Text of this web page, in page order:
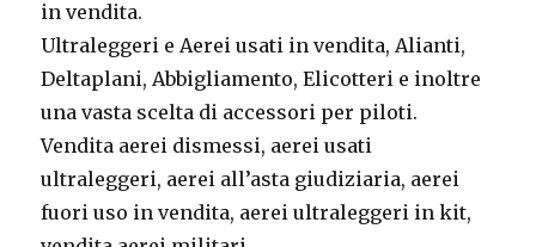
in vendita.
Ultraleggeri e Aerei usati in vendita, Alianti,
Deltaplani, Abbigliamento, Elicotteri e inoltre
una vasta scelta di accessori per piloti.
Vendita aerei dismessi, aerei usati
ultraleggeri, aerei all’asta giudiziaria, aerei
fuori uso in vendita, aerei ultraleggeri in kit,